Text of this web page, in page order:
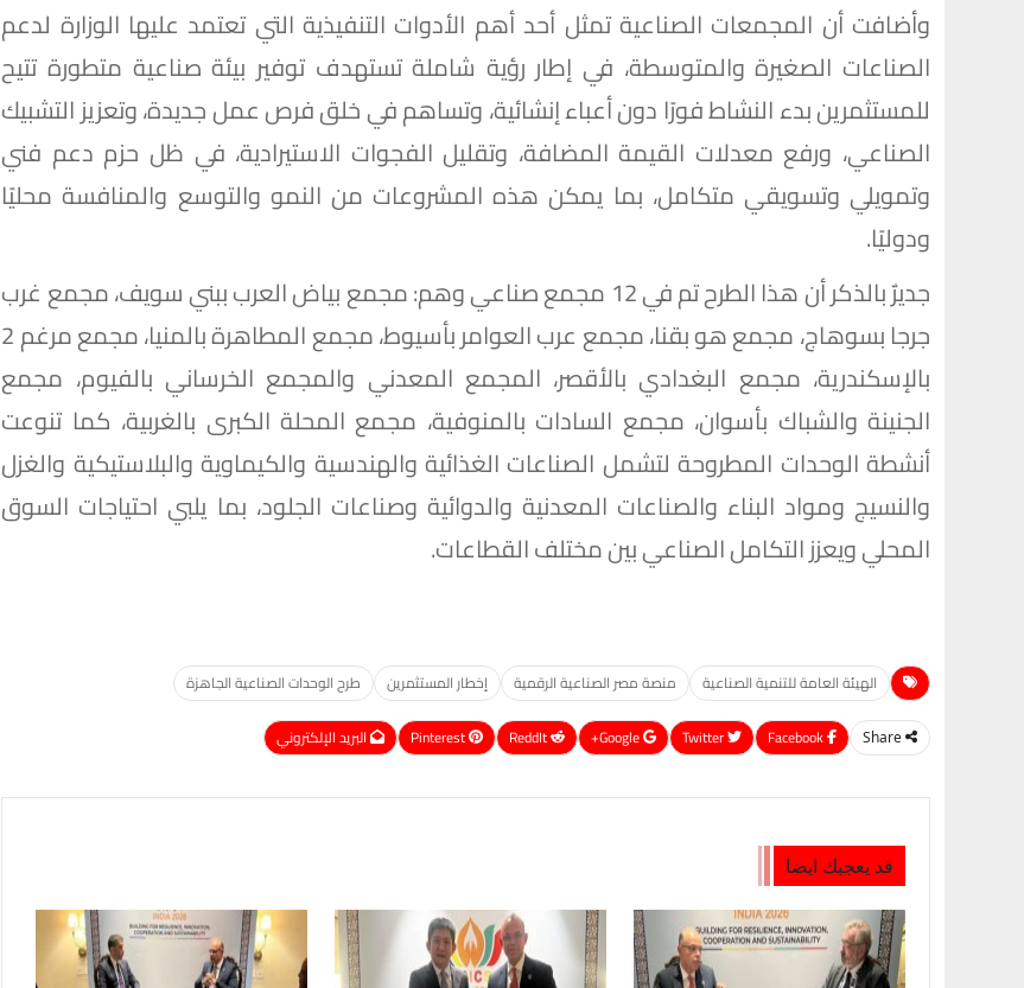
وأضافت أن المجمعات الصناعية تمثل أحد أهم الأدوات التنفيذية التي تعتمد عليها الوزارة لدعم
الصناعات الصغيرة والمتوسطة، في إطار رؤية شاملة تستهدف توفير بيئة صناعية متطورة تتيح
للمستثمرين بدء النشاط فورًا دون أعباء إنشائية، وتساهم في خلق فرص عمل جديدة، وتعزيز التشبيك
الصناعي، ورفع معدلات القيمة المضافة، وتقليل الفجوات الاستيرادية، في ظل حزم دعم فني
وتمويلي وتسويقي متكامل، بما يمكن هذه المشروعات من النمو والتوسع والمنافسة محليًا
ودوليًا.
جديرٌ بالذكر أن هذا الطرح تم في 12 مجمع صناعي وهم: مجمع بياض العرب ببني سويف، مجمع غرب
جرجا بسوهاج، مجمع هو بقنا، مجمع عرب العوامر بأسيوط، مجمع المطاهرة بالمنيا، مجمع مرغم 2
بالإسكندرية، مجمع البغدادي بالأقصر، المجمع المعدني والمجمع الخرساني بالفيوم، مجمع
الجنينة والشباك بأسوان، مجمع السادات بالمنوفية، مجمع المحلة الكبرى بالغربية، كما تنوعت
أنشطة الوحدات المطروحة لتشمل الصناعات الغذائية والهندسية والكيماوية والبلاستيكية والغزل
والنسيج ومواد البناء والصناعات المعدنية والدوائية وصناعات الجلود، بما يلبي احتياجات السوق
المحلي ويعزز التكامل الصناعي بين مختلف القطاعات.
الهيئة العامة للتنمية الصناعية منصة مصر الصناعية الرقمية إخطار المستثمرين طرح الوحدات الصناعية الجاهزة
Share
Google+
ReddIt
Pinterest البريد الإلكتروني
قد يعجبك ايضا